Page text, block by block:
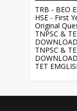
TRB - BEO
HSE - First
Original
TNPSC &
DOWNLOAD
TNPSC &
TET